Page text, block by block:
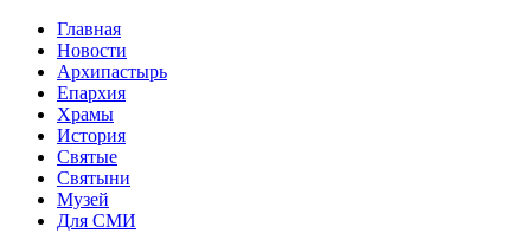
Главная
Новости
Архипастырь
Епархия
Храмы
История
Святые
Святыни
Музей
Для СМИ